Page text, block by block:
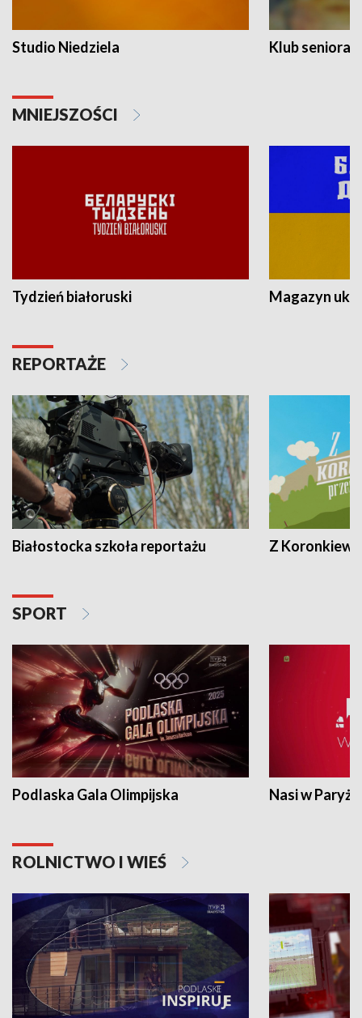
Studio Niedziela Klub seniora
MNIEJSZOŚCI
Tydzień białoruski Magazyn
REPORTAŻE
Białostocka szkoła reportażu Z
SPORT
Podlaska Gala Olimpijska Nasi w Paryżu
ROLNICTWO I WIEŚ